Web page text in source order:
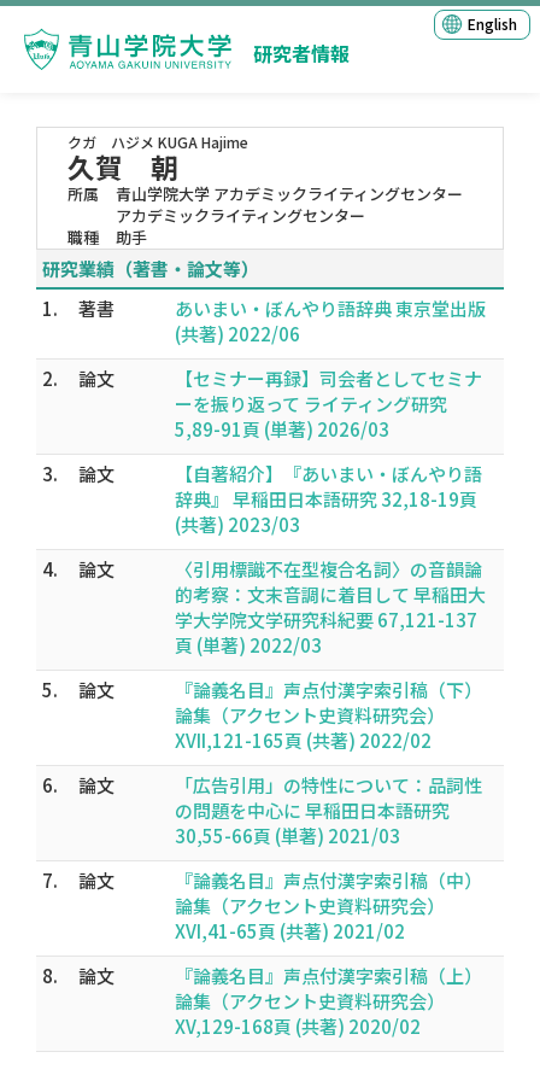
研究者情報
English
クガ ハジメ KUGA Hajime
久賀 朝
所属
青山学院大学 アカデミックライティングセンター
アカデミックライティングセンター
職種
助手
研究業績（著書・論文等）
1.
著書
あいまい・ぼんやり語辞典 東京堂出版
(共著) 2022/06
2.
論文
【セミナー再録】司会者としてセミナ
ーを振り返って ライティング研究
5,89-91頁 (単著) 2026/03
3.
論文
【自著紹介】『あいまい・ぼんやり語
辞典』 早稲田日本語研究 32,18-19頁
(共著) 2023/03
4.
論文
〈引用標識不在型複合名詞〉の音韻論
的考察：文末音調に着目して 早稲田大
学大学院文学研究科紀要 67,121-137
頁 (単著) 2022/03
5.
論文
『論義名目』声点付漢字索引稿（下）
論集（アクセント史資料研究会）
XVII,121-165頁 (共著) 2022/02
6.
論文
「広告引用」の特性について：品詞性
の問題を中心に 早稲田日本語研究
30,55-66頁 (単著) 2021/03
7.
論文
『論義名目』声点付漢字索引稿（中）
論集（アクセント史資料研究会）
XVI,41-65頁 (共著) 2021/02
8.
論文
『論義名目』声点付漢字索引稿（上）
論集（アクセント史資料研究会）
XV,129-168頁 (共著) 2020/02